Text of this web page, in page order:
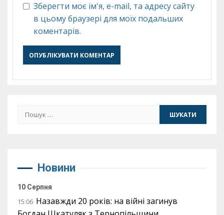
Зберегти моє ім'я, e-mail, та адресу сайту
в цьому браузері для моїх подальших
коментарів.
Пошук:
Новини
10 Серпня
15:06 Назавжди 20 років: на війні загинув